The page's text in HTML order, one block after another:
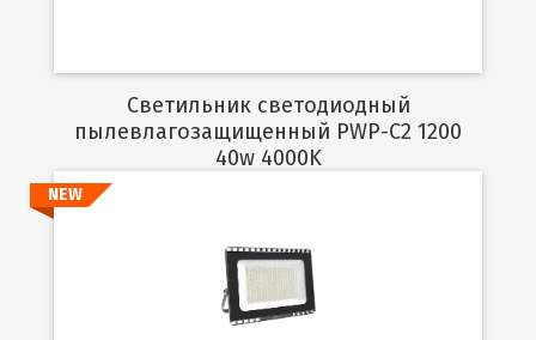
Светильник светодиодный
пылевлагозащищенный PWP-C2 1200
40w 4000K
Подробнее
NEW